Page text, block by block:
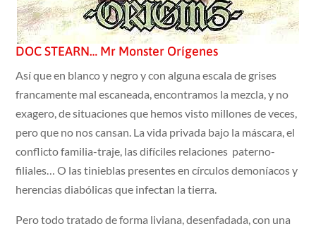
DOC STEARN… Mr Monster Orígenes
Así que en blanco y negro y con alguna escala de grises
francamente mal escaneada, encontramos la mezcla, y no
exagero, de situaciones que hemos visto millones de veces,
pero que no nos cansan. La vida privada bajo la máscara, el
conflicto familia-traje, las difíciles relaciones paterno-
filiales… O las tinieblas presentes en círculos demoníacos y
herencias diabólicas que infectan la tierra.
Pero todo tratado de forma liviana, desenfadada, con una